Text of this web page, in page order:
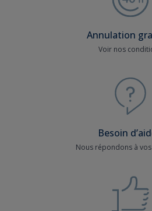
Annulation
Voir nos
Besoin
Nous répondons à